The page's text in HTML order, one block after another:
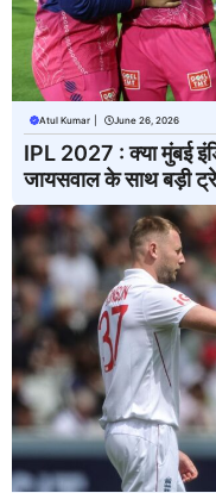
Atul Kumar June 26, 2026
IPL 2027 : क्या मुंबई
जायसवाल के साथ बड़ी